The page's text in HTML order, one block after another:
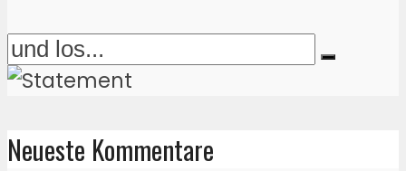
Neueste Kommentare